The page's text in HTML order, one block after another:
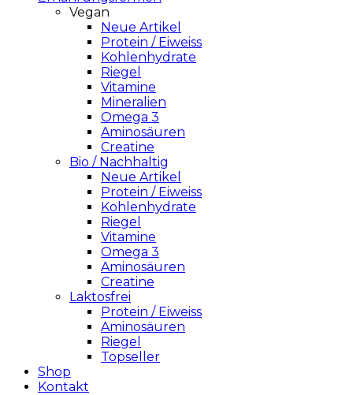
Vegan
Neue Artikel
Protein / Eiweiss
Kohlenhydrate
Riegel
Vitamine
Mineralien
Omega 3
Aminosäuren
Creatine
Bio / Nachhaltig
Neue Artikel
Protein / Eiweiss
Kohlenhydrate
Riegel
Vitamine
Omega 3
Aminosäuren
Creatine
Laktosfrei
Protein / Eiweiss
Aminosäuren
Riegel
Topseller
Shop
Kontakt